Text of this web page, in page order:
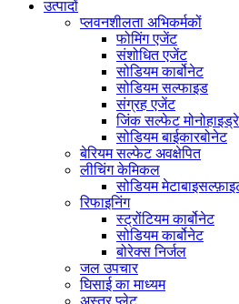
उत्पादों
प्लवनशीलता अभिकर्मकों
फोमिंग एजेंट
संशोधित एजेंट
सोडियम कार्बोनेट
सोडियम सल्फाइड
संग्रह एजेंट
जिंक सल्फेट
सोडियम बाईकारबोनेट
बेरियम सल्फेट अवक्षेपित
लीचिंग केमिकल
सोडियम
रिफाइनिंग
स्ट्रोंटियम कार्बोनेट
सोडियम कार्बोनेट
बोरेक्स निर्जल
जल उपचार
घिसाई का माध्यम
अस्तर प्लेट